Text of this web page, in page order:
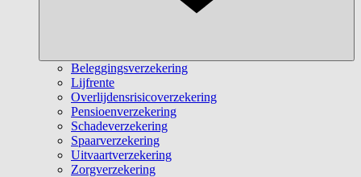
Beleggingsverzekering
Lijfrente
Overlijdensrisicoverzekering
Pensioenverzekering
Schadeverzekering
Spaarverzekering
Uitvaartverzekering
Zorgverzekering